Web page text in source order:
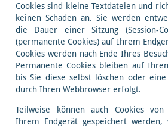
Cookies sind kleine Textdateien und
keinen Schaden an. Sie werden
die Dauer einer Sitzung (Session-
(permanente Cookies) auf Ihrem
Cookies werden nach Ende Ihres
Permanente Cookies bleiben auf
bis Sie diese selbst löschen oder eine
durch Ihren Webbrowser erfolgt.
Teilweise können auch Cookies
Ihrem Endgerät gespeichert werden,